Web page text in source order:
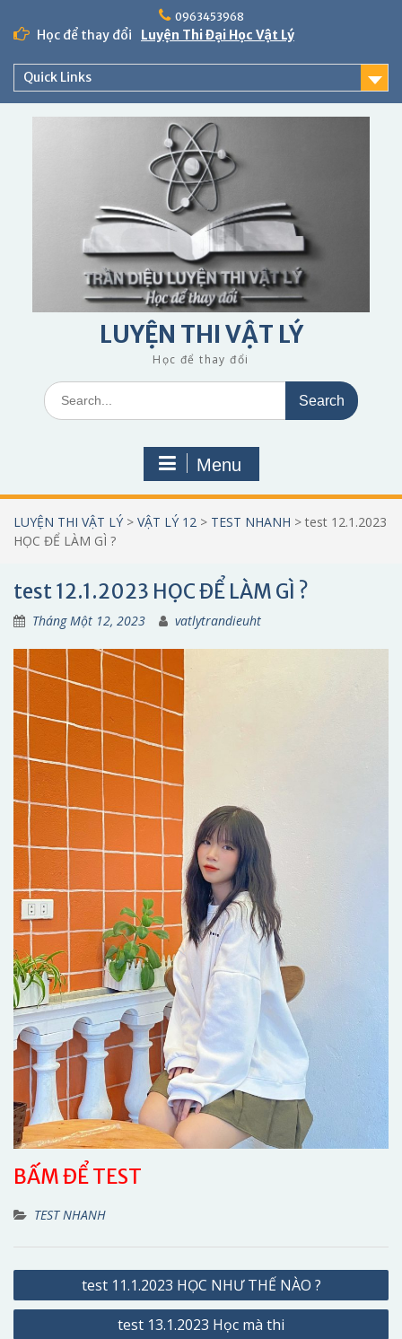
content
0963453968
Học để thay đổi Luyện Thi Đại Học Vật Lý
Quick Links
LUYỆN THI VẬT LÝ
Học để thay đổi
Search
for:
Menu
LUYỆN THI VẬT LÝ > VẬT LÝ 12 > TEST NHANH > test 12.1.2023
HỌC ĐỂ LÀM GÌ ?
test 12.1.2023 HỌC ĐỂ LÀM GÌ ?
Tháng Một 12, 2023 vatlytrandieuht
BẤM ĐỂ TEST
TEST NHANH
Điều
hướng
test 11.1.2023 HỌC NHƯ THẾ NÀO ?
test 13.1.2023 Học mà thi